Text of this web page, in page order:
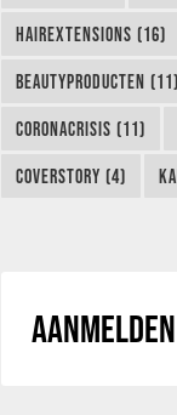
HAIREXTENSIONS (16)
BEAUTYPRODUCTEN (11)
CORONACRISIS (11)
COVERSTORY (4)